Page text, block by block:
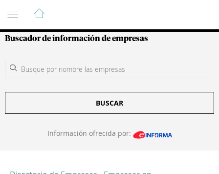
Guía de Empresas Colombianas
Buscador de información de empresas
BUSCAR
Información ofrecida por: